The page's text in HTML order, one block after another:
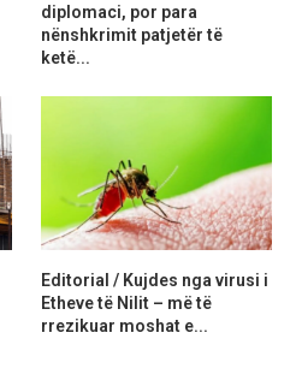
diplomaci, por para
nënshkrimit patjetër të
ketë...
Editorial / Kujdes nga virusi i
Etheve të Nilit – më të
rrezikuar moshat e...